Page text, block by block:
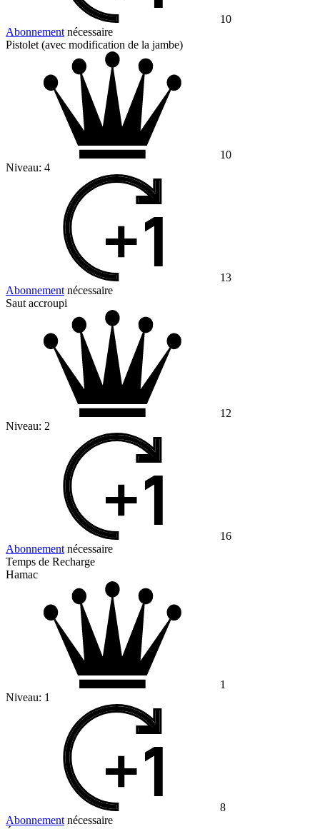
10
Abonnement nécessaire
Pistolet (avec modification de la jambe)
10
Niveau: 4
13
Abonnement nécessaire
Saut accroupi
12
Niveau: 2
16
Abonnement nécessaire
Temps de Recharge
Hamac
1
Niveau: 1
8
Abonnement nécessaire